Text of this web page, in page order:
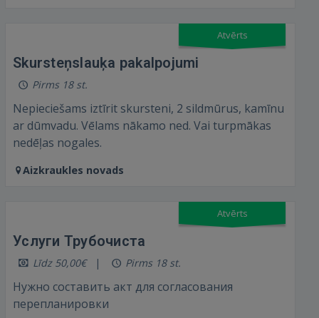
Atvērts
Skursteņslauķa pakalpojumi
Pirms 18 st.
Nepieciešams iztīrit skursteni, 2 sildmūrus, kamīnu
ar dūmvadu. Vēlams nākamo ned. Vai turpmākas
nedēļas nogales.
Aizkraukles novads
Atvērts
Услуги Трубочиста
Līdz 50,00€ Pirms 18 st.
Нужно составить акт для согласования
перепланировки